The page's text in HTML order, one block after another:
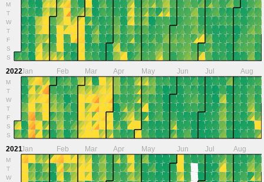
M
T
W
T
F
S
S
2022
M
T
W
T
F
S
S
Jan Feb Mar Apr May Jun Jul Aug
2021
M
T
W
Jan Feb Mar Apr May Jun Jul Aug